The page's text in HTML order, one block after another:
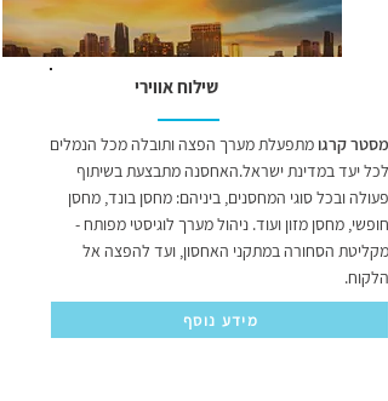
שילוח אווירי
מסטר קרגומתפעלת מערך הפצה ותובלה מכל הנמלים
לכל יעד במדינת ישראל.האחסנה מתבצעת בשיתוף
פעולה ובכל סוגי המחסנים, ביניהם: מחסן בונד, מחסן
חופשי, מחסן מזון ועוד. ניהול מערך לוגיסטי מפותח -
מקליטת הסחורה במתקני האחסון, ועד להפצה אל
הלקוח.
מידע נוסף